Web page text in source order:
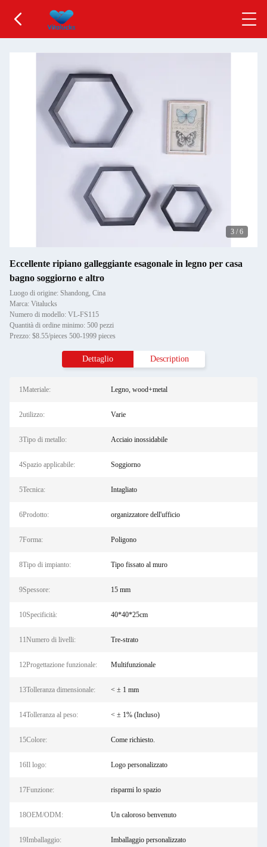
3 / 6
Eccellente ripiano galleggiante esagonale in legno per casa
bagno soggiorno e altro
Luogo di origine: Shandong, Cina
Marca: Vitalucks
Numero di modello: VL-FS115
Quantità di ordine minimo: 500 pezzi
Prezzo: $8.55/pieces 500-1999 pieces
Dettaglio Description
1Materiale: Legno, wood+metal
2utilizzo: Varie
3Tipo di metallo: Acciaio inossidabile
4Spazio applicabile: Soggiorno
5Tecnica: Intagliato
6Prodotto: organizzatore dell'ufficio
7Forma: Poligono
8Tipo di impianto: Tipo fissato al muro
9Spessore: 15 mm
10Specificità: 40*40*25cm
11Numero di livelli: Tre-strato
12Progettazione funzionale: Multifunzionale
13Tolleranza dimensionale: < ± 1 mm
14Tolleranza al peso: < ± 1% (Incluso)
15Colore: Come richiesto.
16Il logo: Logo personalizzato
17Funzione: risparmi lo spazio
18OEM/ODM: Un caloroso benvenuto
19Imballaggio: Imballaggio personalizzato